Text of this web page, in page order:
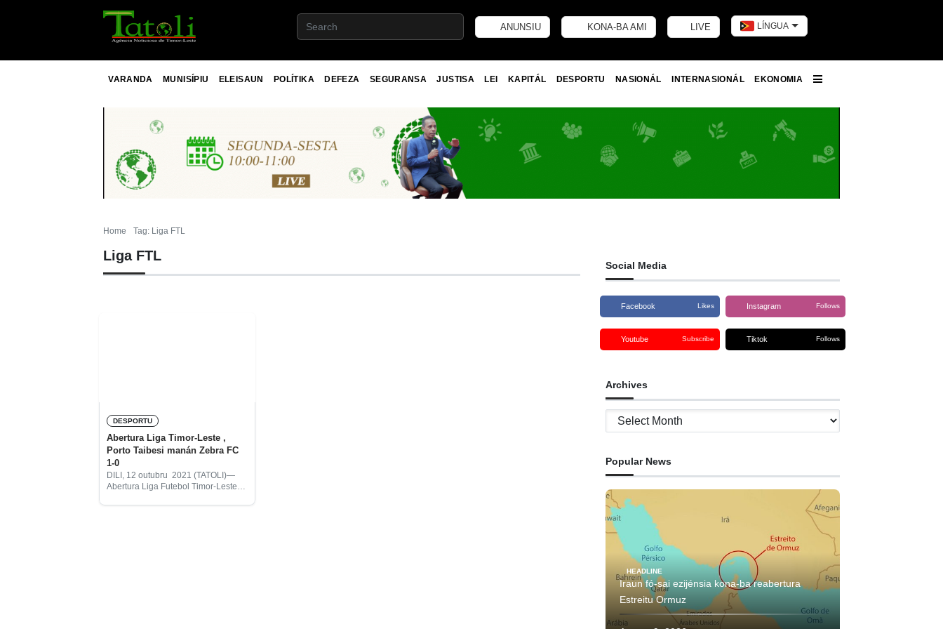
ANUNSIU KONA-BA AMI LIVE LÍNGUA
VARANDA MUNISÍPIU ELEISAUN POLÍTIKA DEFEZA SEGURANSA JUSTISA LEI KAPITÁL DESPORTU NASIONÁL INTERNASIONÁL
EKONOMIA
Home Tag: Liga FTL
Liga FTL
DESPORTU
Abertura Liga Timor-Leste ,
Porto Taibesi manán Zebra FC
1-0
DILI, 12 outubru 2021 (TATOLI)—
Abertura Liga Futebol Timor-Leste
Social Media
Facebook Likes Instagram Follows
Youtube Subscribe Tiktok Follows
Archives
Archives
Popular News
HEADLINE
Iraun fó-sai ezijénsia kona-ba reabertura
Estreitu Ormuz